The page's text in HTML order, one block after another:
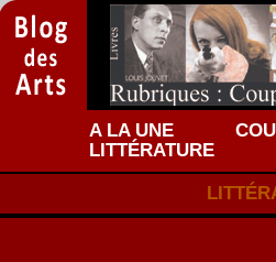
A LA UNE
LITTÉRATURE